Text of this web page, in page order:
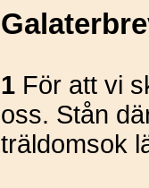
1 För att vi
oss. Stån
träldomsok